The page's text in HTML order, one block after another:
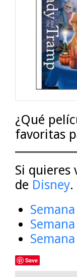
¿Qué
favoritas
Si quieres
de Disney
Save